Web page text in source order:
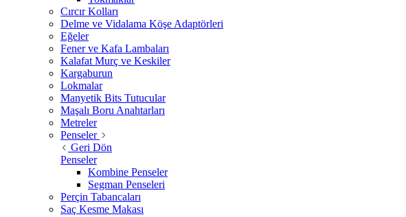
Cırcır Kolları
Delme ve Vidalama Köşe Adaptörleri
Eğeler
Fener ve Kafa Lambaları
Kalafat Murç ve Keskiler
Kargaburun
Lokmalar
Manyetik Bits Tutucular
Maşalı Boru Anahtarları
Metreler
Penseler
Geri Dön
Penseler
Kombine Penseler
Segman Penseleri
Perçin Tabancaları
Saç Kesme Makası